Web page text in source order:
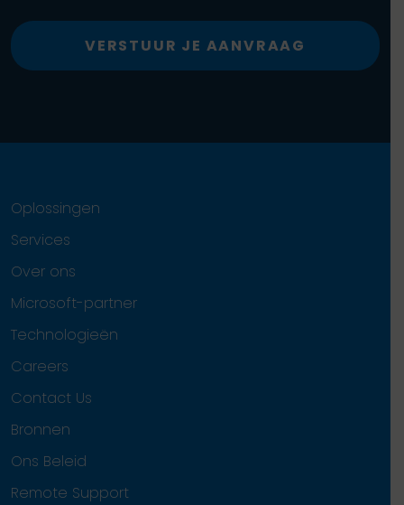
VERSTUUR JE AANVRAAG
Oplossingen
Services
Over ons
Microsoft-partner
Technologieën
Careers
Contact Us
Bronnen
Ons Beleid
Remote Support